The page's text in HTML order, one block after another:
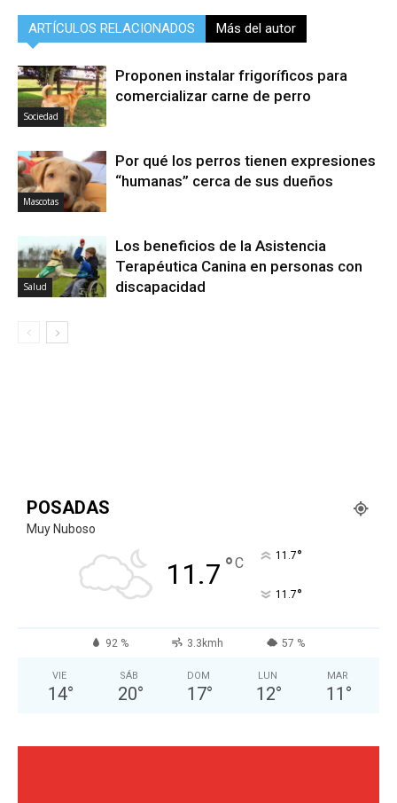
ARTÍCULOS RELACIONADOS Más del autor
Sociedad
Proponen instalar frigoríficos para
comercializar carne de perro
Mascotas
Por qué los perros tienen expresiones
“humanas” cerca de sus dueños
Salud
Los beneficios de la Asistencia
Terapéutica Canina en personas con
discapacidad
POSADAS
Muy Nuboso
11.7 °C 11.7°
11.7°
92 % 3.3kmh 57 %
VIE
14°
SÁB
20°
DOM
17°
LUN
12°
MAR
11 °